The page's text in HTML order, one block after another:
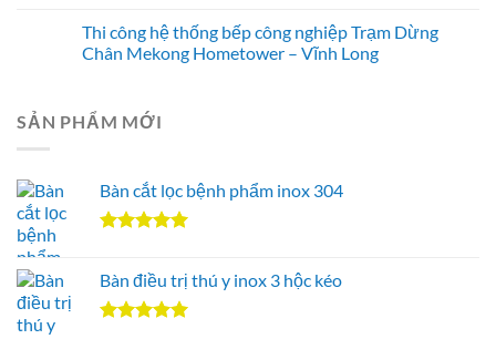
Thi công hệ thống bếp công nghiệp Trạm Dừng
Chân Mekong Hometower – Vĩnh Long
SẢN PHẨM MỚI
Bàn cắt lọc bệnh phẩm inox 304
5 sao
Bàn điều trị thú y inox 3 hộc kéo